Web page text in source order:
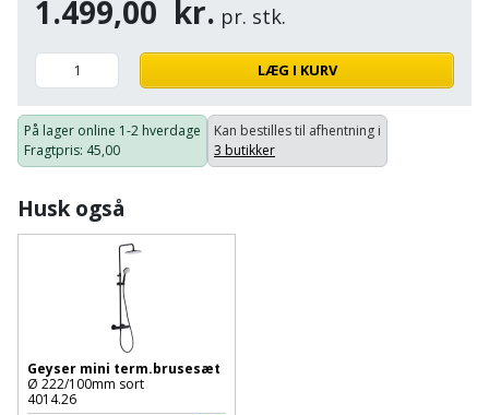
Sternbeklædning
tagplader
Terrasseopklodsning
Træ
Palleløfter
Polsøger
Profilsaks
Reb
og
snor
Renseservietter
Sækkelukker
Industristøvsuger
Kantfræser
Kantlimer
Kantlimertilbehør
Kap-
geringssav
Kerneboremaskine
Klammepistol
Højbede
Højtaler
Hylder
Jagt
og
fritid
Klæbesøm
1.499,00 kr. pr. stk.
LÆG I KURV
På lager online 1-2 hverdage
Fragtpris: 45,00
Kan bestilles til afhentning i
3 butikker
Husk også
Geyser mini term.brusesæt
Ø 222/100mm sort
4014.26